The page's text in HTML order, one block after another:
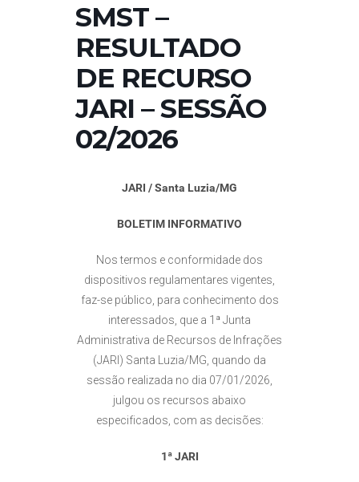
SMST –
RESULTADO
DE RECURSO
JARI – SESSÃO
02/2026
JARI / Santa Luzia/MG
BOLETIM INFORMATIVO
Nos termos e conformidade dos
dispositivos regulamentares vigentes,
faz-se público, para conhecimento dos
interessados, que a 1ª Junta
Administrativa de Recursos de Infrações
(JARI) Santa Luzia/MG, quando da
sessão realizada no dia 07/01/2026,
julgou os recursos abaixo
especificados, com as decisões:
1ª JARI